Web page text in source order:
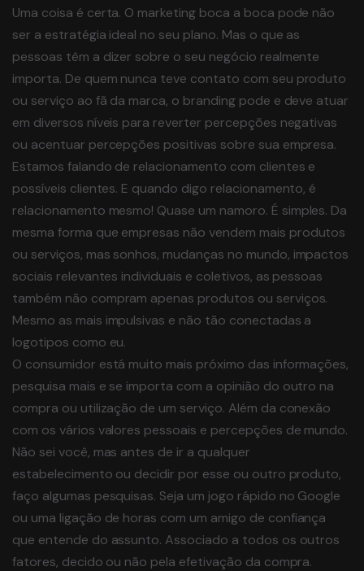
Uma coisa é certa. O marketing boca a boca pode não
ser a estratégia ideal no seu plano. Mas o que as
pessoas têm a dizer sobre o seu negócio realmente
importa. De quem nunca teve contato com seu produto
ou serviço ao fã da marca, o branding pode e deve atuar
em diversos níveis para reverter percepções negativas
ou acentuar percepções positivas sobre sua empresa.
Estamos falando de relacionamento com clientes e
possíveis clientes. E quando digo relacionamento, é
relacionamento mesmo! Quase um namoro. É simples. Da
mesma forma que empresas não vendem mais produtos
ou serviços, mas sonhos, mudanças no mundo, impactos
sociais relevantes individuais e coletivos, as pessoas
também não compram apenas produtos ou serviços.
Mesmo as mais impulsivas e não tão conectadas a
logotipos como eu.
O consumidor está muito mais próximo das informações,
pesquisa mais e se importa com a opinião do outro na
compra ou utilização de um serviço. Além da conexão
com os vários valores pessoais e percepções de mundo.
Não sei você, mas antes de ir a qualquer
estabelecimento ou decidir por esse ou outro produto,
faço algumas pesquisas. Seja um jogo rápido no Google
ou uma ligação de horas com um amigo de confiança
que entende do assunto. Associado a todos os outros
fatores, decido ou não pela efetivação da compra.